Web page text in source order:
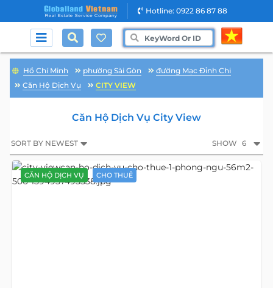
Hotline: 0922 86 87 88
Hồ Chí Minh phường Sài Gòn
đường Mạc Đỉnh Chi
Căn Hộ Dịch Vụ
CITY VIEW
Căn Hộ Dịch Vụ City View
SORT BY NEWEST SHOW 6
CĂN HỘ DỊCH VỤ CHO THUÊ